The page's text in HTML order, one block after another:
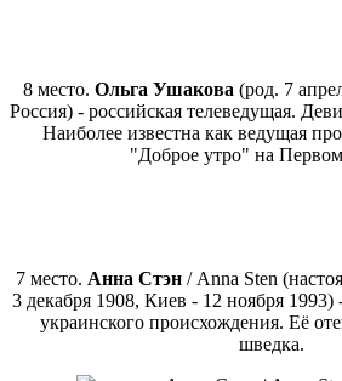
8 место. Ольга Ушакова (род. 7
Россия) - российская телеведущая.
Наиболее известна как ведущая
"Доброе утро" на
7 место. Анна Стэн / Anna Sten
3 декабря 1908, Киев - 12 ноября 1993)
украинского происхождения. Её
шведка.